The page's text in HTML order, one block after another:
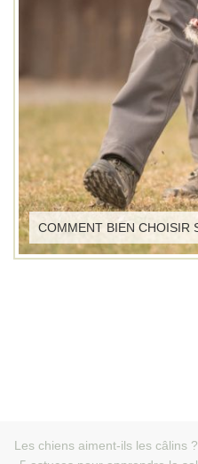
COMMENT BIEN CHOISIR
Les chiens aiment-ils les câlins ?